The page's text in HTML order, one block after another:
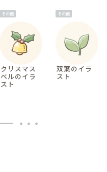
その他
クリスマス
ベルのイラ
スト
その他
双葉のイラ
スト